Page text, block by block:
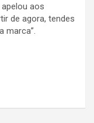
aos
de agora, tendes
marca”.